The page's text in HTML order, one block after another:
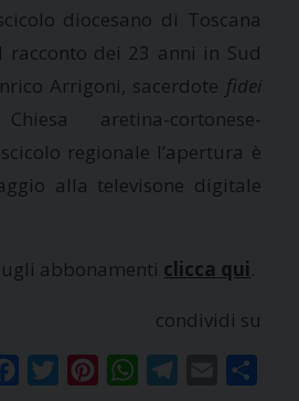
diocesano di Toscana
racconto dei 23 anni in Sud
Arrigoni, sacerdote fidei
aretina-cortonese-
regionale l’apertura è
alla televisone digitale
abbonamenti clicca qui.
condividi su
FacebookTwitterPinterestWhatsAppTelegram
Email